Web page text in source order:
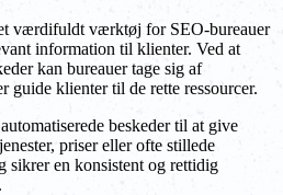
værdifuldt værktøj for SEO-bureauer
information til klienter. Ved at
kan bureauer tage sig af
guide klienter til de rette ressourcer.
beskeder til at give
priser eller ofte stillede
sikrer en konsistent og rettidig